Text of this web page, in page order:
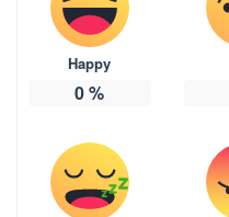
Happy
0%